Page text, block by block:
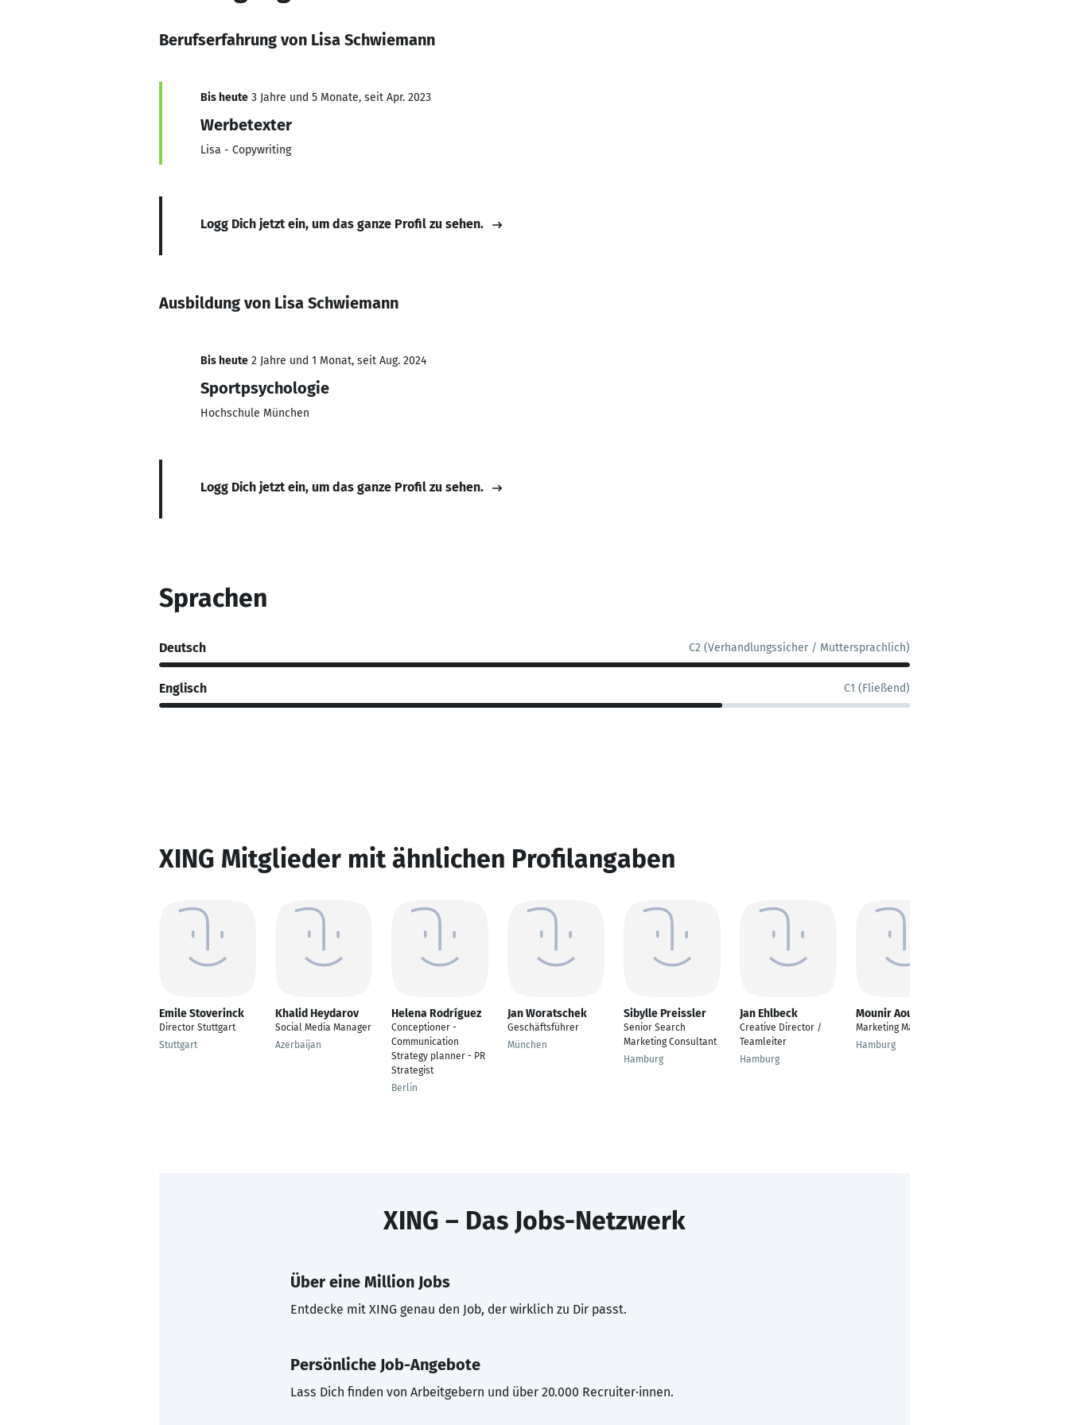
Berufserfahrung von Lisa Schwiemann
Bis heute 3 Jahre und 5 Monate, seit Apr. 2023
Werbetexter
Lisa - Copywriting
Logg Dich jetzt ein, um das ganze Profil zu sehen.
Ausbildung von Lisa Schwiemann
Bis heute 2 Jahre und 1 Monat, seit Aug. 2024
Sportpsychologie
Hochschule München
Logg Dich jetzt ein, um das ganze Profil zu sehen.
Sprachen
Deutsch C2 (Verhandlungssicher / Muttersprachlich)
Englisch C1 (Fließend)
XING Mitglieder mit ähnlichen Profilangaben
Emile Stoverinck
Director Stuttgart
Stuttgart
Khalid Heydarov
Social Media Manager
Azerbaijan
Helena Rodríguez
Conceptioner -
Communication
Strategy planner - PR
Strategist
Berlin
Jan Woratschek
Geschäftsführer
München
Sibylle Preissler
Senior Search
Marketing Consultant
Hamburg
Jan Ehlbeck
Creative Director /
Teamleiter
Hamburg
Mounir Aouina
Marketing Manager
Hamburg
XING – Das Jobs-Netzwerk
Über eine Million Jobs
Entdecke mit XING genau den Job, der wirklich zu Dir passt.
Persönliche Job-Angebote
Lass Dich finden von Arbeitgebern und über 20.000 Recruiter·innen.